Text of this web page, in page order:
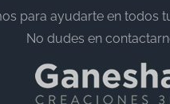
para ayudarte en todos
No dudes en